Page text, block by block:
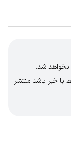
نخواهد شد.
با خبر باشد منتشر
با محتوای نظرات
انتشار نمی‌یابند